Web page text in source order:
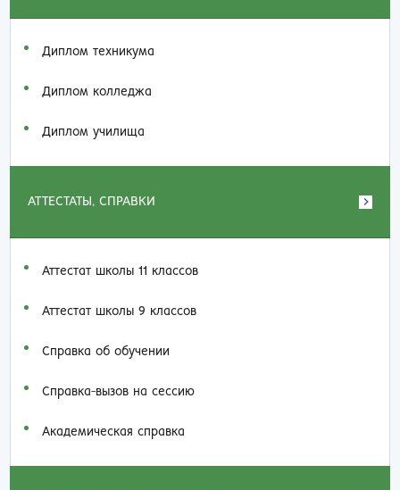
Диплом техникума
Диплом колледжа
Диплом училища
АТТЕСТАТЫ, СПРАВКИ
Аттестат школы 11 классов
Аттестат школы 9 классов
Справка об обучении
Справка-вызов на сессию
Академическая справка